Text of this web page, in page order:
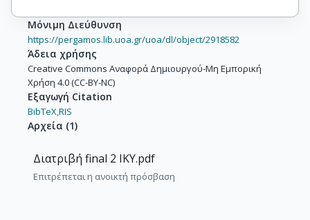
Μόνιμη Διεύθυνση
https://pergamos.lib.uoa.gr/uoa/dl/object/2918582
Άδεια χρήσης
Creative Commons Αναφορά Δημιουργού-Μη Εμπορική
Χρήση 4.0 (CC-BY-NC)
Εξαγωγή Citation
BibTeX, RIS
Αρχεία (1)
Διατριβή final 2 ΙΚΥ.pdf
Επιτρέπεται η ανοικτή πρόσβαση